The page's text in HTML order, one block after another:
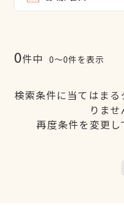
0件中 0〜0件を表示
検索条件に当てはま
りませ
再度条件を変更し